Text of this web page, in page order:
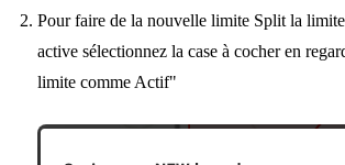
Pour faire de la nouvelle limite Split la
active sélectionnez la case à cocher en
limite comme Actif"